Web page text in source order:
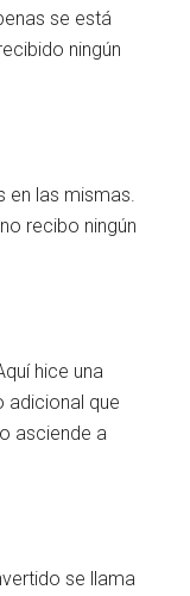
se está
ningún
en las mismas.
recibo ningún
hice una
adicional que
asciende a
se llama